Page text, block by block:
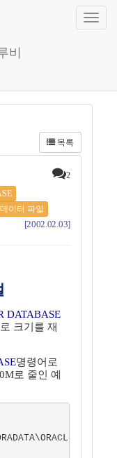
비
목록
2
데이터 파일
[2002.02.03]
DATABASE
크기를 재
명령어로
로 줄인 예